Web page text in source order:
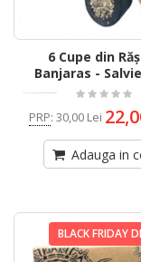
6 Cupe din
Banjaras -
PRP: 30,00 Lei
Adauga in
BLACK FRIDAY